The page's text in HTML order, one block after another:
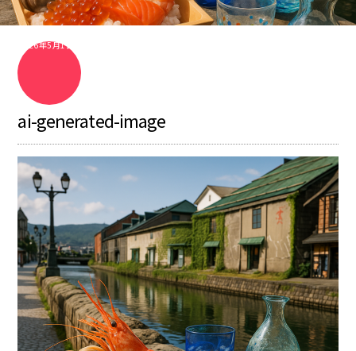
2026年5月1日
ai-generated-image